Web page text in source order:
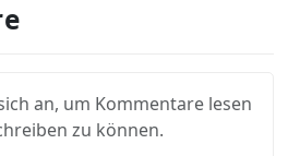
an, um Kommentare lesen
zu können.